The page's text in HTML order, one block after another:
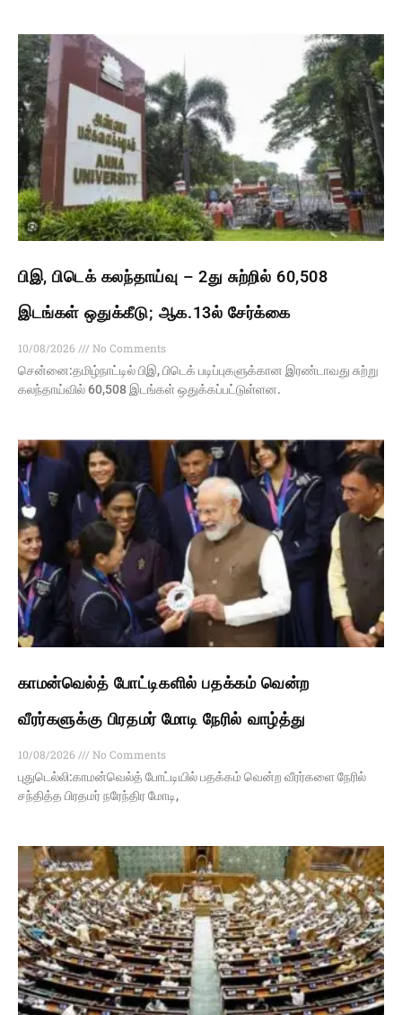
பிஇ, பிடெக் கலந்தாய்வு – 2து சுற்றில் 60,508
இடங்கள் ஒதுக்கீடு; ஆக.13ல் சேர்க்கை
10/08/2026
No Comments
சென்னை:தமிழ்நாட்டில் பிஇ, பிடெக் படிப்புகளுக்கான இரண்டாவது சுற்று
கலந்தாய்வில் 60,508 இடங்கள் ஒதுக்கப்பட்டுள்ளன.
காமன்வெல்த் போட்டிகளில் பதக்கம் வென்ற
வீரர்களுக்கு பிரதமர் மோடி நேரில் வாழ்த்து
10/08/2026
No Comments
புதுடெல்லி:காமன்வெல்த் போட்டியில் பதக்கம் வென்ற வீரர்களை நேரில்
சந்தித்த பிரதமர் நரேந்திர மோடி,